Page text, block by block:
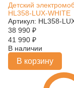
Детский
HL358-LUX-WHITE
Артикул: HL358-
38 990 ₽
41 990 ₽
В наличии
В корзину